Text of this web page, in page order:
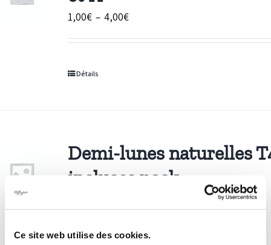
Ce site web utilise des cookies.
1,00€ – 4,00€Plage
Détails
Demi-lunes naturelles
incluses pack
SG/Bandeau/Bustier